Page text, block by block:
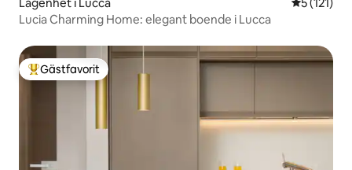
Lägenhet i Lucca 5 av 5 i
5 (121)
Lucia Charming Home: elegant boende i Lucca
Populär gästfavorit
Gästfavorit